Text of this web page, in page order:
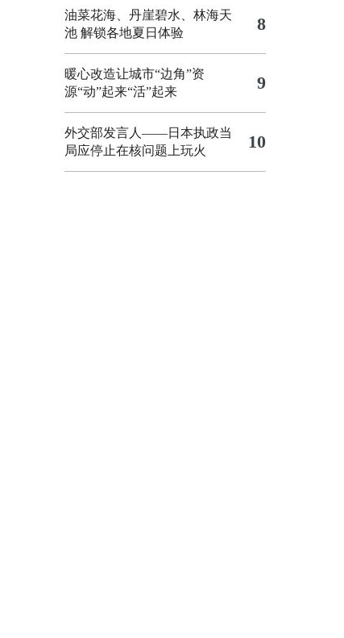
油菜花海、丹崖碧水、林海天
池 解锁各地夏日体验
8
暖心改造让城市“边角”资
源“动”起来“活”起来
9
外交部发言人——日本执政当
局应停止在核问题上玩火
10